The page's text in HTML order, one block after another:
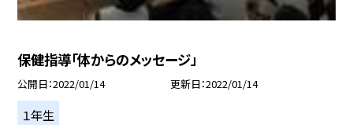
保健指導「体からのメッセージ」
公開日 2022/01/14 更新日 2022/01/14
１年生